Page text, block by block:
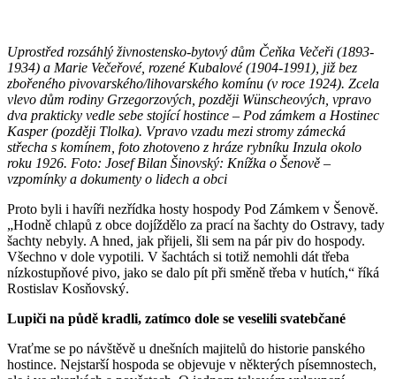
Uprostřed rozsáhlý živnostensko-bytový dům Čeňka Večeři (1893-
1934) a Marie Večeřové, rozené Kubalové (1904-1991), již bez
zbořeného pivovarského/lihovarského komínu (v roce 1924). Zcela
vlevo dům rodiny Grzegorzových, později Wünscheových, vpravo
dva prakticky vedle sebe stojící hostince – Pod zámkem a Hostinec
Kasper (později Tlolka). Vpravo vzadu mezi stromy zámecká
střecha s komínem, foto zhotoveno z hráze rybníku Inzula okolo
roku 1926. Foto: Josef Bilan Šinovský: Knížka o Šenově –
vzpomínky a dokumenty o lidech a obci
Proto byli i havíři nezřídka hosty hospody Pod Zámkem v Šenově.
„Hodně chlapů z obce dojíždělo za prací na šachty do Ostravy, tady
šachty nebyly. A hned, jak přijeli, šli sem na pár piv do hospody.
Všechno v dole vypotili. V šachtách si totiž nemohli dát třeba
nízkostupňové pivo, jako se dalo pít při směně třeba v hutích,“ říká
Rostislav Kosňovský.
Lupiči na půdě kradli, zatímco dole se veselili svatebčané
Vraťme se po návštěvě u dnešních majitelů do historie panského
hostince. Nejstarší hospoda se objevuje v některých písemnostech,